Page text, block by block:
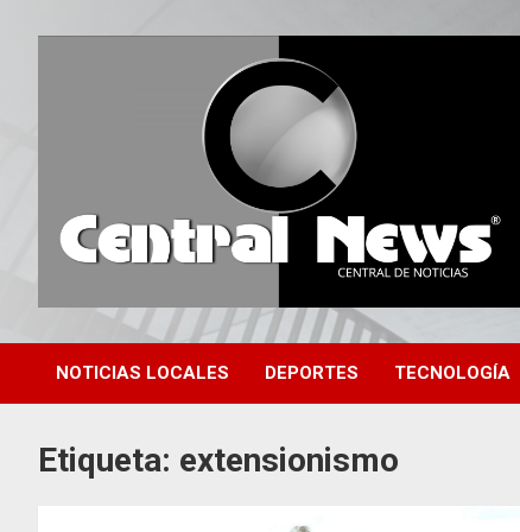
Central News HN
Central de Noticias
NOTICIAS LOCALES DEPORTES TECNOLOGÍA
Etiqueta: extensionismo